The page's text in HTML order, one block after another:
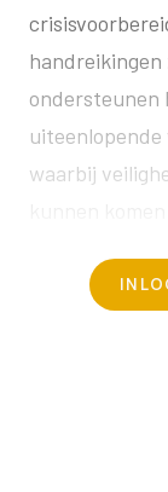
handreikingen
ondersteunen
waarbij